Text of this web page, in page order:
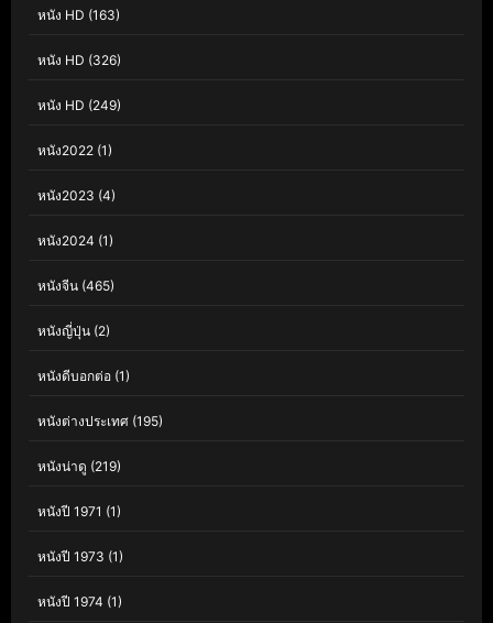
หนัง HD (163)
หนัง HD (326)
หนัง HD (249)
หนัง2022 (1)
หนัง2023 (4)
หนัง2024 (1)
หนังจีน (465)
หนังญี่ปุ่น (2)
หนังดีบอกต่อ (1)
หนังต่างประเทศ (195)
หนังน่าดู (219)
หนังปี 1971 (1)
หนังปี 1973 (1)
หนังปี 1974 (1)